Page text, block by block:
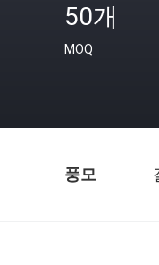
50개
MOQ
풍모